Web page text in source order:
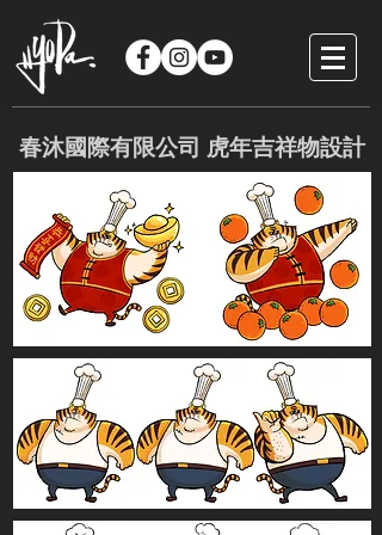
春沐國際有限公司 虎年吉祥物設計